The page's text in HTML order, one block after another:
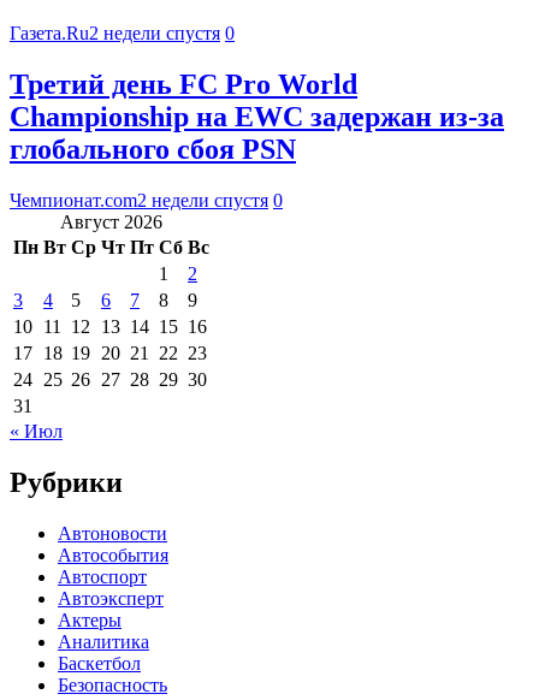
Газета.Ru2 недели спустя 0
Третий день FC Pro World
Championship на EWC задержан из-за
глобального сбоя PSN
Чемпионат.com2 недели спустя 0
Август 2026
Пн Вт Ср Чт Пт Сб Вс
1
2
3
4 5 6 7 8
9
10 11 12 13 14 15 16
17 18 19 20 21 22 23
24 25 26 27 28 29 30
31
« Июл
Рубрики
Автоновости
Автособытия
Автоспорт
Автоэксперт
Актеры
Аналитика
Баскетбол
Безопасность